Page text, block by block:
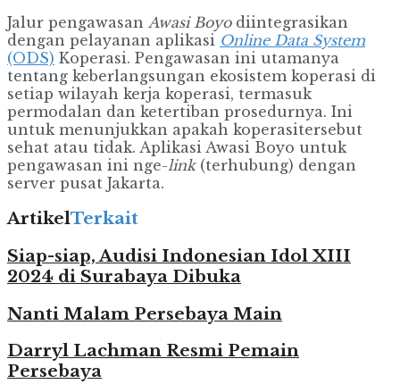
Jalur pengawasan Awasi Boyodiintegrasikan
dengan pelayanan aplikasi Online Data System
(ODS) Koperasi. Pengawasan ini utamanya
tentang keberlangsungan ekosistem koperasi di
setiap wilayah kerja koperasi, termasuk
permodalan dan ketertiban prosedurnya. Ini
untuk menunjukkan apakah koperasitersebut
sehat atau tidak. Aplikasi Awasi Boyo untuk
pengawasan ini nge-link(terhubung) dengan
server pusat Jakarta.
ArtikelTerkait
Siap-siap, Audisi Indonesian Idol XIII
2024 di Surabaya Dibuka
Nanti Malam Persebaya Main
Darryl Lachman Resmi Pemain
Persebaya